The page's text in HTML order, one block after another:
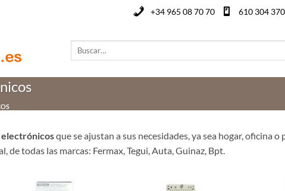
+34 965 08 70 70 610 304 370
Buscar
que se ajustan a sus necesidades, ya sea hogar, oficina
de todas las marcas: Fermax, Tegui, Auta, Guinaz, Bpt.